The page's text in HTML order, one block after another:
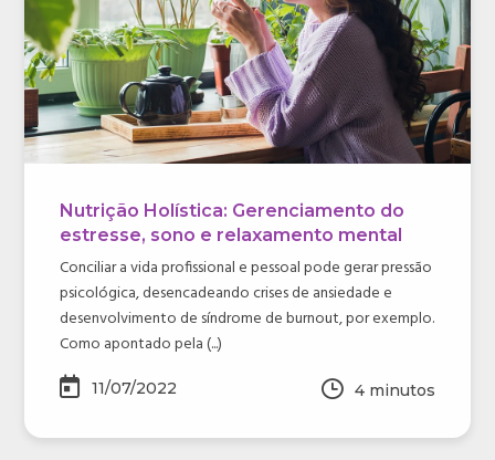
Nutrição Holística: Gerenciamento do
estresse, sono e relaxamento mental
Conciliar a vida profissional e pessoal pode gerar pressão
psicológica, desencadeando crises de ansiedade e
desenvolvimento de síndrome de burnout, por exemplo.
Como apontado pela (...)
11/07/2022 4 minutos